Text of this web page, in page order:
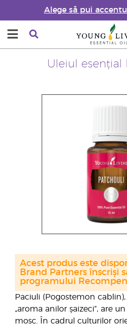
Alege să pui
Uleiul esențial
Paciuli (Pogostemon
„aroma anilor șaizeci”, are
mosc. În cadrul culturilor
Acest produs este
Brand Partners înscriși
programului